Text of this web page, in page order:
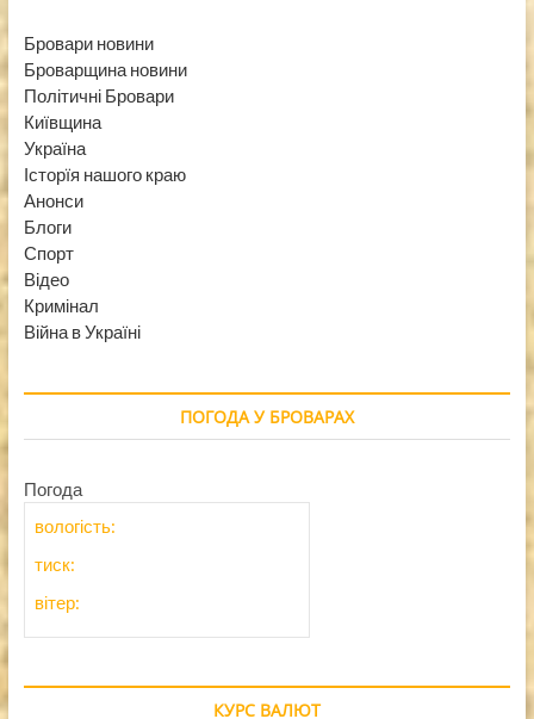
Бровари новини
Броварщина новини
Політичні Бровари
Київщина
Україна
Історїя нашого краю
Анонси
Блоги
Спорт
Відео
Кримінал
Війна в Україні
ПОГОДА У БРОВАРАХ
Погода
вологість:
тиск:
вітер:
КУРС ВАЛЮТ